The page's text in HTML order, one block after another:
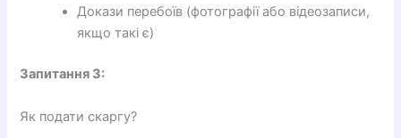
Докази перебоїв (фотографії або відеозаписи,
якщо такі є)
Запитання 3:
Як подати скаргу?